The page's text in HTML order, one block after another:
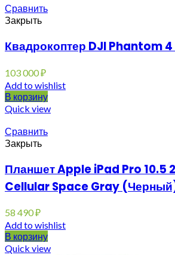
Сравнить
Закрыть
Квадрокоптер DJI Phantom
103 000₽
Add to wishlist
В корзину
Quick view
Сравнить
Закрыть
Планшет Apple iPad Pro 10.5
Cellular Space Gray
58 490₽
Add to wishlist
В корзину
Quick view